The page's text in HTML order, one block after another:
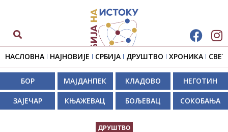
НАСЛОВНА НАЈНОВИЈЕ СРБИЈА ДРУШТВО ХРОНИКА СВЕТ
БОР МАЈДАНПЕК КЛАДОВО НЕГОТИН
ЗАЈЕЧАР КЊАЖЕВАЦ БОЉЕВАЦ СОКОБАЊА
ДРУШТВО